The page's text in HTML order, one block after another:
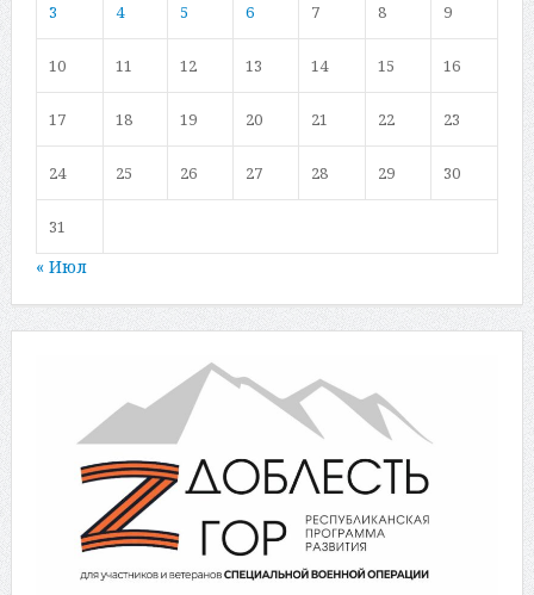
3 4 5 6 7 8 9
10 11 12 13 14 15 16
17 18 19 20 21 22 23
24 25 26 27 28 29 30
31
« Июл